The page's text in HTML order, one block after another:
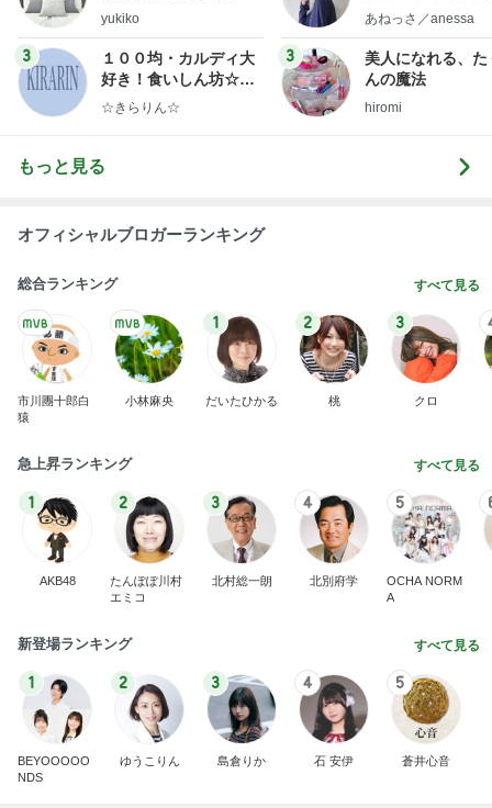
ep Life Simple◆〜イ
yukiko
3
１００均・カルディ大
好き！食いしん坊☆き
らりん☆のブログ
☆きらりん☆
little
あねっさ／anessa
3
美人になれる、た
んの魔法
hiromi
もっと見る
オフィシャルブロガーランキング
総合ランキング すべて見る
市川團十郎白
猿
小林麻央
1
だいたひかる
2
桃
3
クロ
急上昇ランキング すべて見る
1
AKB48
2
たんぽぽ川村
エミコ
3
北村総一朗
4
北別府学
5
OCHA NORM
A
新登場ランキング すべて見る
1
BEYOOOOO
NDS
2
ゆうこりん
3
島倉りか
4
石 安伊
5
蒼井心音